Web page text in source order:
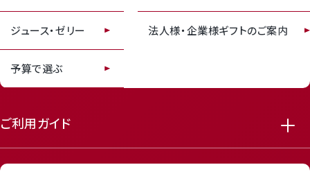
ジュース・ゼリー
予算で選ぶ
法人様・企業様ギフトのご案内
ご利用ガイド